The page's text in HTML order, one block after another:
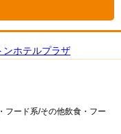
ホテルプラザ
フード系/その他飲食・フー